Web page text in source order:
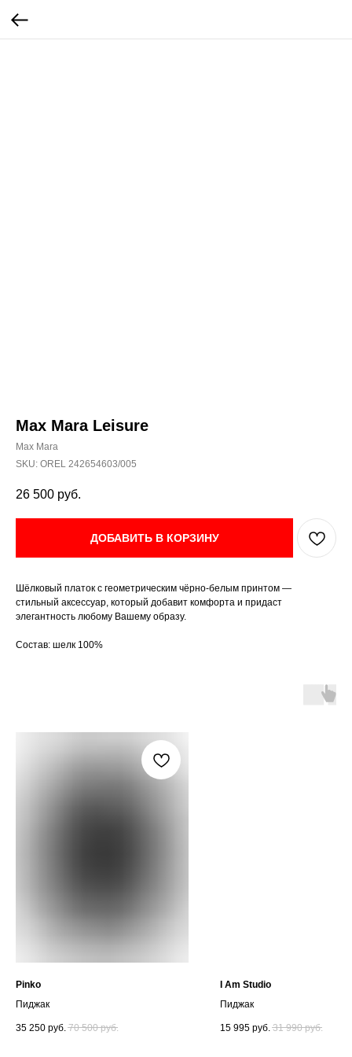
Max Mara Leisure
Max Mara
SKU: OREL 242654603/005
26 500 руб.
ДОБАВИТЬ В КОРЗИНУ
Шёлковый платок с геометрическим чёрно-белым принтом —
стильный аксессуар, который добавит комфорта и придаст
элегантность любому Вашему образу.
Состав: шелк 100%
Pinko
Пиджак
35 250 руб. 70 500 руб.
I Am Studio
Пиджак
15 995 руб. 31 990 руб.